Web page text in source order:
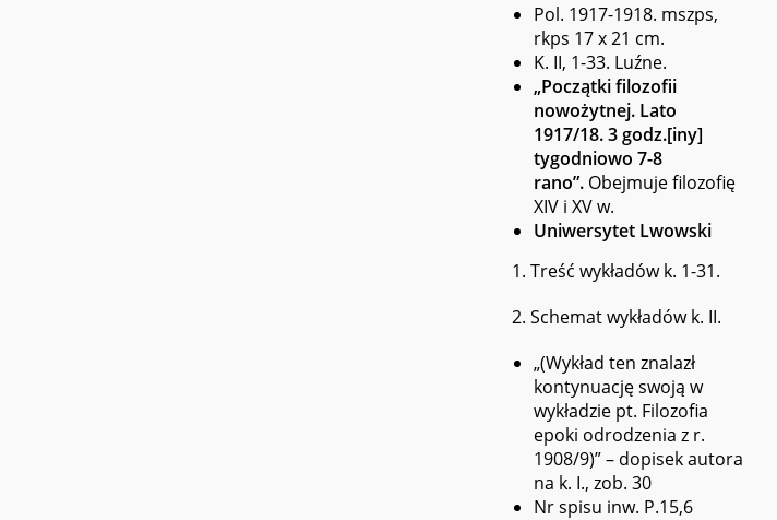
Pol. 1917-1918. mszps,
rkps 17 x 21 cm.
K. II, 1-33. Luźne.
„Początki filozofii
nowożytnej. Lato
1917/18. 3 godz.[iny]
tygodniowo 7-8
rano”.Obejmuje filozofię
XIV i XV w.
Uniwersytet Lwowski
1. Treść wykładów k. 1-31.
2. Schemat wykładów k. II.
„(Wykład ten znalazł
kontynuację swoją w
wykładzie pt. Filozofia
epoki odrodzenia z r.
1908/9)” – dopisek autora
na k. I., zob. 30
Nr spisu inw. P.15,6